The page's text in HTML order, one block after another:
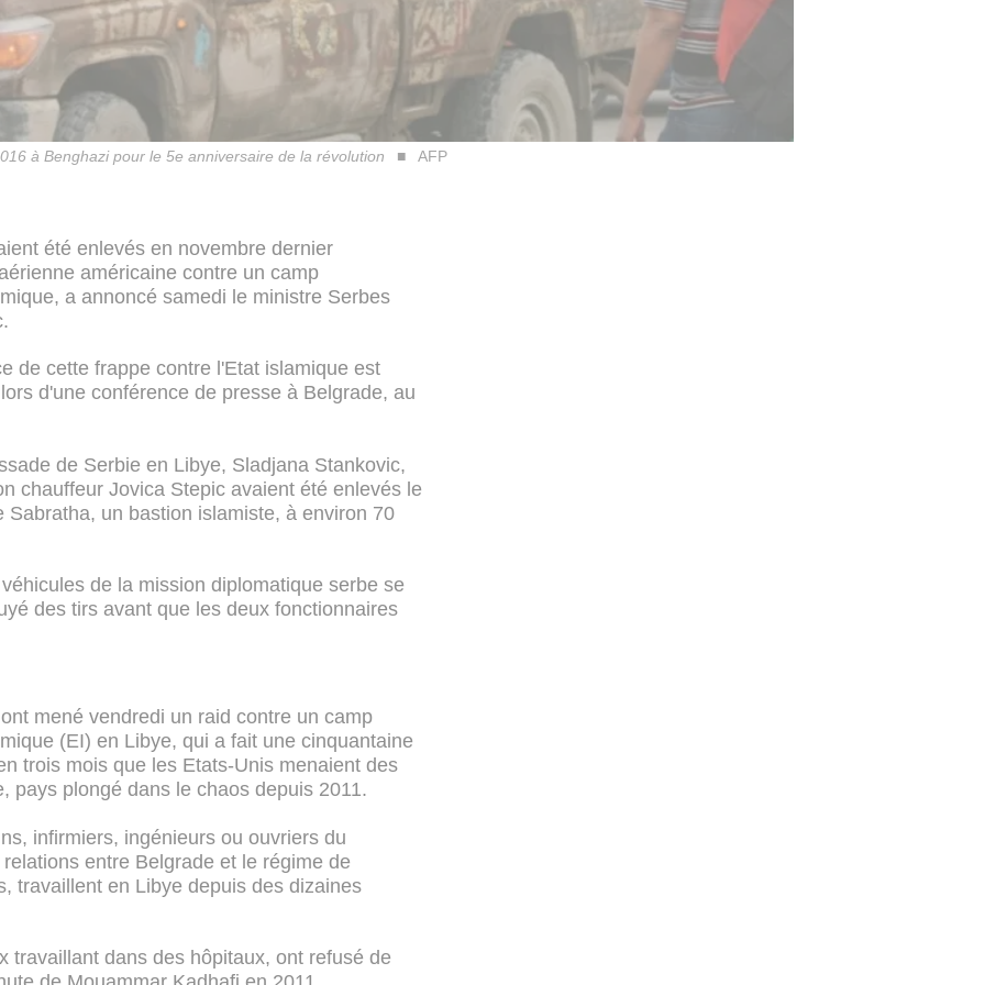
à Benghazi pour le 5e anniversaire de la révolution AFP
été enlevés en novembre dernier
américaine contre un camp
a annoncé samedi le ministre Serbes
de cette frappe contre l'Etat islamique est
d'une conférence de presse à Belgrade, au
de Serbie en Libye, Sladjana Stankovic,
chauffeur Jovica Stepic avaient été enlevés le
un bastion islamiste, à environ 70
de la mission diplomatique serbe se
des tirs avant que les deux fonctionnaires
mené vendredi un raid contre un camp
(EI) en Libye, qui a fait une cinquantaine
trois mois que les Etats-Unis menaient des
pays plongé dans le chaos depuis 2011.
infirmiers, ingénieurs ou ouvriers du
entre Belgrade et le régime de
travaillent en Libye depuis des dizaines
travaillant dans des hôpitaux, ont refusé de